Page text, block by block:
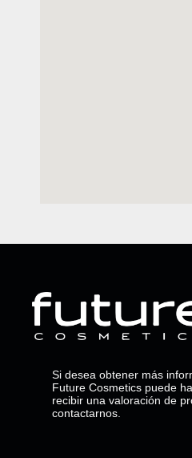
Si desea obtener más
Future Cosmetics puede
recibir una valoración de
contactarnos.